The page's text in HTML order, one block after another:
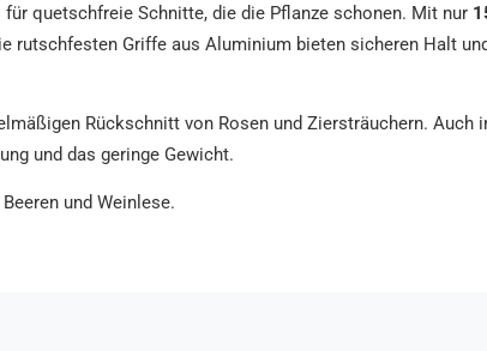
quetschfreie Schnitte, die die Pflanze schonen. Mit nur
rutschfesten Griffe aus Aluminium bieten sicheren Halt
Rückschnitt von Rosen und Ziersträuchern. Auch
und das geringe Gewicht.
und Weinlese.